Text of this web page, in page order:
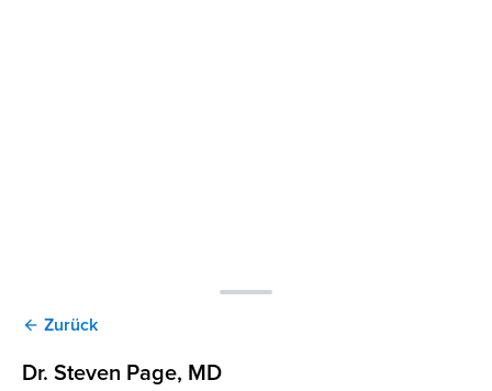
arrow_back Zurück
Dr. Steven Page, MD